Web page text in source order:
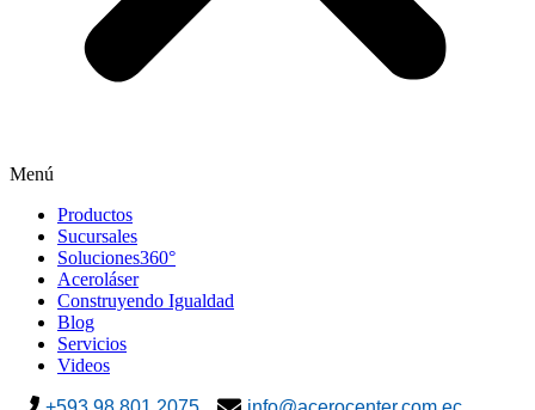
Menú
Productos
Sucursales
Soluciones360°
Aceroláser
Construyendo Igualdad
Blog
Servicios
Videos